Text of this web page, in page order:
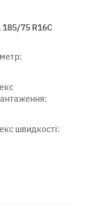
75 R16C
швидкості: